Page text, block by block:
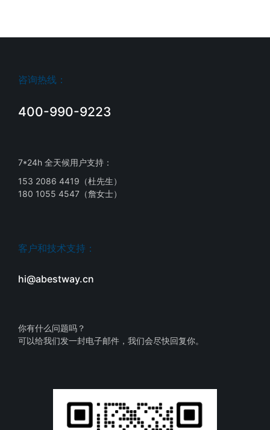
咨询热线：
400-990-9223
7*24h 全天候用户支持：
153 2086 4419（杜先生）
180 1055 4547（詹女士）
客户和技术支持：
hi@abestway.cn
你有什么问题吗？
可以给我们发一封电子邮件，我们会尽快回复你。